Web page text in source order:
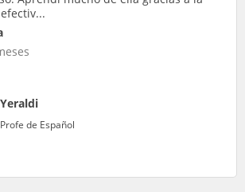
Yeraldi
Profe de Español